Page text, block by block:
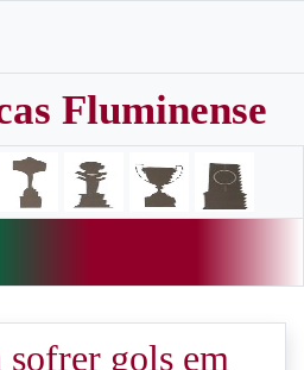
Fluminense
sofrer gols em